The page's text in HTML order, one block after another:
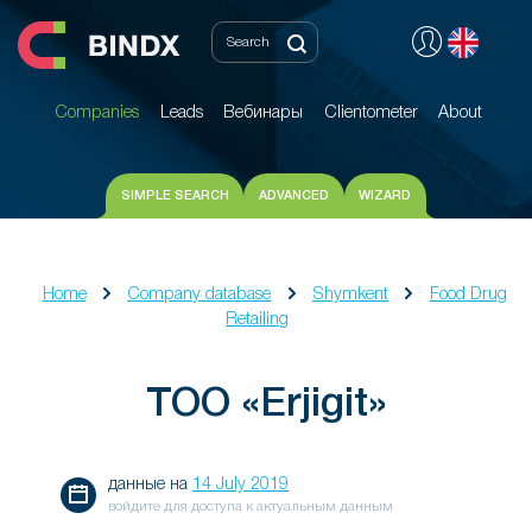
Companies Leads Вебинары Clientometer About
Companies Leads Вебинары Clientometer About
SIMPLE SEARCH ADVANCED WIZARD
Home Company database Shymkent
Food Drug
Retailing
ТОО «Erjigit»
данные на 14 July 2019
войдите для доступа к актуальным данным